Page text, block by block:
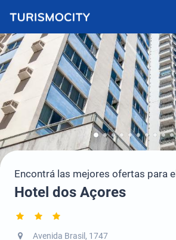
Encontrá las mejores ofertas para el
Hotel dos Açores
Avenida Brasil, 1747